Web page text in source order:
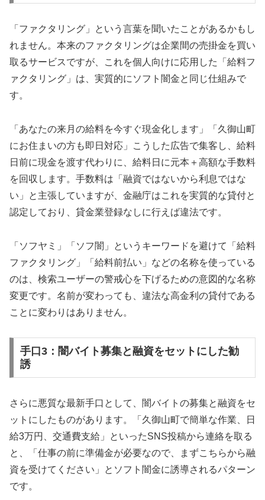
「ファクタリング」という言葉を聞いたことがあるかもし
れません。本来のファクタリングは企業間の売掛金を買い
取るサービスですが、これを個人向けに応用した「給料フ
ァクタリング」は、実質的にソフト闇金と同じ仕組みで
す。
「あなたの来月の給料を今すぐ現金化します」「久御山町
にお住まいの方も即日対応」こうした広告で集客し、給料
日前に現金を渡す代わりに、給料日に元本＋高額な手数料
を回収します。手数料は「融資ではないから利息ではな
い」と主張していますが、金融庁はこれを実質的な貸付と
認定しており、貸金業登録なしに行えば違法です。
「ソフヤミ」「ソフ闇」というキーワードを避けて「給料
ファクタリング」「給料前払い」などの名称を使っている
のは、検索ユーザーの警戒心を下げるための意図的な名称
変更です。名前が変わっても、違法な高金利の貸付である
ことに変わりはありません。
手口3：闇バイト募集と融資をセットにした勧
誘
さらに悪質な最新手口として、闇バイトの募集と融資をセ
ットにしたものがあります。「久御山町で簡単な作業、日
給3万円、交通費支給」といったSNS投稿から連絡を取る
と、「仕事の前に準備金が必要なので、まずこちらから融
資を受けてください」とソフト闇金に誘導されるパターン
です。